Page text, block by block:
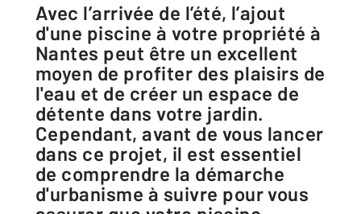
Avec l’arrivée de l’été, l’ajout
d'une piscine à votre propriété à
Nantes peut être un excellent
moyen de profiter des plaisirs de
l'eau et de créer un espace de
détente dans votre jardin.
Cependant, avant de vous lancer
dans ce projet, il est essentiel
de comprendre la démarche
d'urbanisme à suivre pour vous